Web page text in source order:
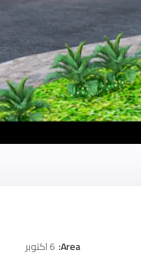
Area: 6 اكتوبر